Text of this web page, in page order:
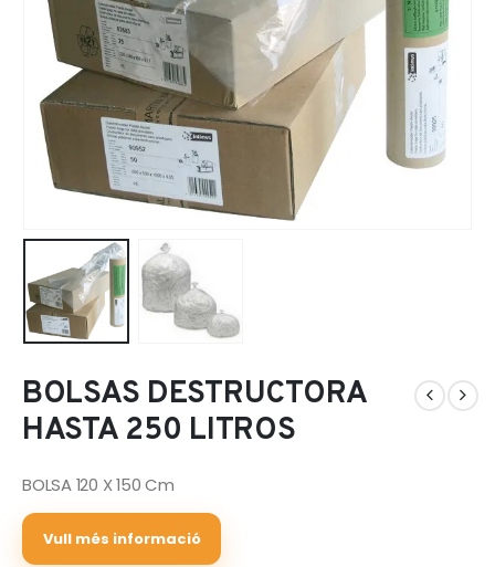
BOLSAS DESTRUCTORA
HASTA 250 LITROS
BOLSA 120 X 150 Cm
Vull més informació